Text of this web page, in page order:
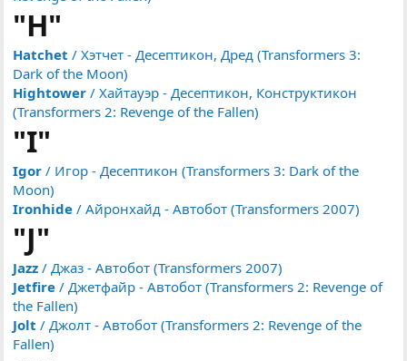
"H"
Hatchet / Хэтчет - Десептикон, Дред (Transformers 3:
Dark of the Moon)
Hightower / Хайтауэр - Десептикон, Конструктикон
(Transformers 2: Revenge of the Fallen)
"I"
Igor / Игор - Десептикон (Transformers 3: Dark of the
Moon)
Ironhide / Айронхайд - Автобот (Transformers 2007)
"J"
Jazz / Джаз - Автобот (Transformers 2007)
Jetfire / Джетфайр - Автобот (Transformers 2: Revenge of
the Fallen)
Jolt / Джолт - Автобот (Transformers 2: Revenge of the
Fallen)